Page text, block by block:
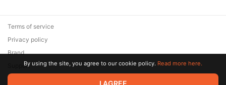
© 2026 Zaya Solutions Limited. All rights reserved. All trademarks
Terms of service
Privacy policy
Brand
SupportBy using the site, you agree to our cookie policy. Read more here.
I AGREE